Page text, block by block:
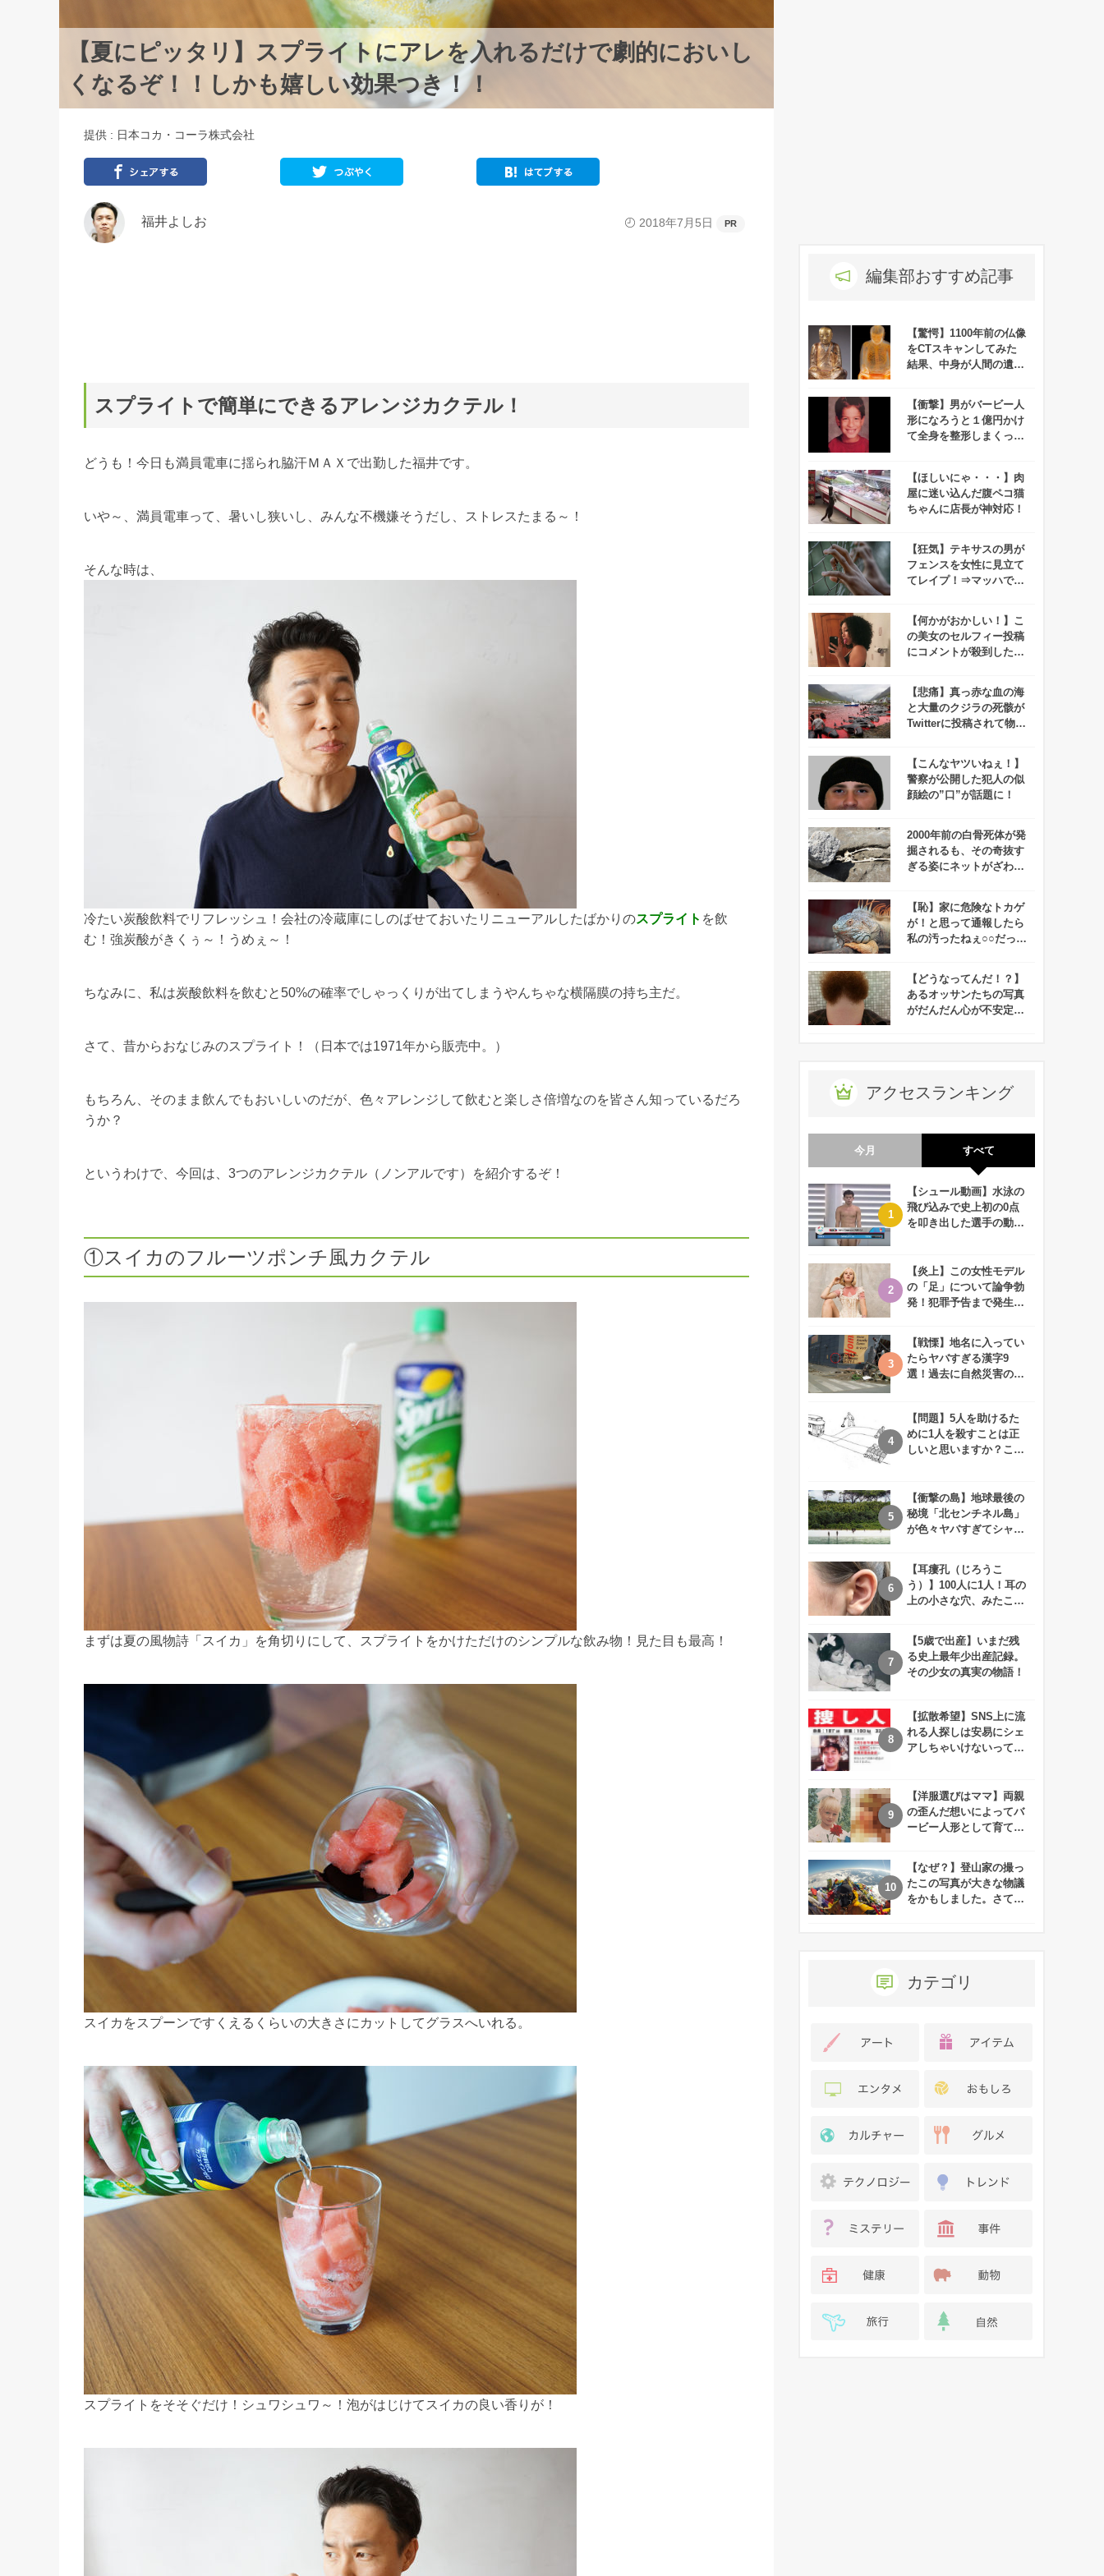
【夏にピッタリ】スプライトにアレを入れるだけで劇的においし
くなるぞ！！しかも嬉しい効果つき！！
提供 : 日本コカ・コーラ株式会社
福井よしお 2018年7月5日 PR
スプライトで簡単にできるアレンジカクテル！
どうも！今日も満員電車に揺られ脇汗ＭＡＸで出勤した福井です。
いや～、満員電車って、暑いし狭いし、みんな不機嫌そうだし、ストレスたまる～！
そんな時は、
冷たい炭酸飲料でリフレッシュ！会社の冷蔵庫にしのばせておいたリニューアルしたばかりのスプライト を飲
む！強炭酸がきくぅ～！うめぇ～！
ちなみに、私は炭酸飲料を飲むと50%の確率でしゃっくりが出てしまうやんちゃな横隔膜の持ち主だ。
さて、昔からおなじみのスプライト！（日本では1971年から販売中。）
もちろん、そのまま飲んでもおいしいのだが、色々アレンジして飲むと楽しさ倍増なのを皆さん知っているだろ
うか？
というわけで、今回は、3つのアレンジカクテル（ノンアルです）を紹介するぞ！
①スイカのフルーツポンチ風カクテル
まずは夏の風物詩「スイカ」を角切りにして、スプライトをかけただけのシンプルな飲み物！見た目も最高！
スイカをスプーンですくえるくらいの大きさにカットしてグラスへいれる。
スプライトをそそぐだけ！シュワシュワ～！泡がはじけてスイカの良い香りが！
編集部おすすめ記事
【驚愕】1100年前の仏像
をCTスキャンしてみた
結果、中身が人間の遺体
【衝撃】男がバービー人
形になろうと１億円かけ
て全身を整形しまくった
【ほしいにゃ・・・】肉
屋に迷い込んだ腹ペコ猫
ちゃんに店長が神対応！
【狂気】テキサスの男が
フェンスを女性に見立て
てレイプ！⇒マッハで逮
【何かがおかしい！】こ
の美女のセルフィー投稿
にコメントが殺到した理
【悲痛】真っ赤な血の海
と大量のクジラの死骸が
Twitterに投稿されて物議
【こんなヤツいねぇ！】
警察が公開した犯人の似
顔絵の”口”が話題に！
2000年前の白骨死体が発
掘されるも、その奇抜す
ぎる姿にネットがざわつ
【恥】家に危険なトカゲ
が！と思って通報したら
私の汚ったねぇ○○だった
【どうなってんだ！？】
あるオッサンたちの写真
がだんだん心が不安定に
アクセスランキング
今月 すべて
【シュール動画】水泳の
飛び込みで史上初の0点
を叩き出した選手の動画
【炎上】この女性モデル
の「足」について論争勃
発！犯罪予告まで発生す
【戦慄】地名に入ってい
たらヤバすぎる漢字9
選！過去に自然災害の歴
【問題】5人を助けるた
めに1人を殺すことは正
しいと思いますか？この
【衝撃の島】地球最後の
秘境「北センチネル島」
が色々ヤバすぎてシャレ
【耳瘻孔（じろうこ
う）】100人に1人！耳の
上の小さな穴、みたこと
【5歳で出産】いまだ残
る史上最年少出産記録。
その少女の真実の物語！
【拡散希望】SNS上に流
れる人探しは安易にシェ
アしちゃいけないって知
【洋服選びはママ】両親
の歪んだ想いによってバ
ービー人形として育てら
【なぜ？】登山家の撮っ
たこの写真が大きな物議
をかもしました。さて、
カテゴリ